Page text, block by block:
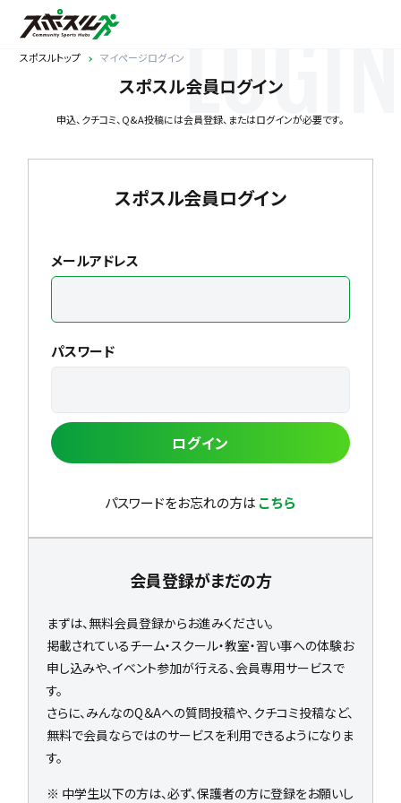
スポスルトップ マイページログイン
スポスル会員ログイン
申込、クチコミ、Q&A投稿には会員登録、またはログインが必要です。
LOGIN
スポスル会員ログイン
メールアドレス
パスワード
ログイン
パスワードをお忘れの方は こちら
会員登録がまだの方
まずは、無料会員登録からお進みください。
掲載されているチーム・スクール・教室・習い事への体験お
申し込みや、イベント参加が行える、会員専用サービスで
す。
さらに、みんなのQ＆Aへの質問投稿や、クチコミ投稿など、
無料で会員ならではのサービスを利用できるようになりま
す。
※ 中学生以下の方は、必ず、保護者の方に登録をお願いし